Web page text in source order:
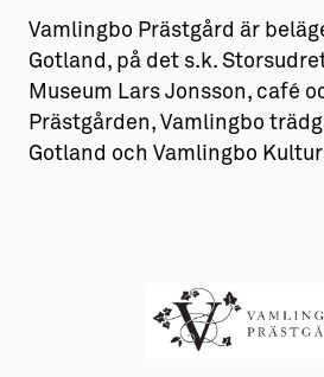
Barn & Familj
Vamlingbo Prästgård är
Gotland, på det s.k.
Museum Lars Jonsson, café
Prästgården, Vamlingbo
Gotland och Vamlingbo